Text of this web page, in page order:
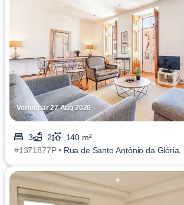
Verfügbar 27 Aug 2026
3 2
140 m²
#1371877P • Rua de Santo António da